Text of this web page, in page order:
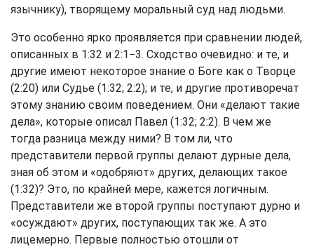
язычнику), творящему моральный суд над людьми.
Это особенно ярко проявляется при сравнении людей,
описанных в 1:32 и 2:1−3. Сходство очевидно: и те, и
другие имеют некоторое знание о Боге как о Творце
(2:20) или Судье (1:32; 2:2); и те, и другие противоречат
этому знанию своим поведением. Они «делают такие
дела», которые описал Павел (1:32; 2:2). В чем же
тогда разница между ними? В том ли, что
представители первой группы делают дурные дела,
зная об этом и «одобряют» других, делающих такое
(1:32)? Это, по крайней мере, кажется логичным.
Представители же второй группы поступают дурно и
«осуждают» других, поступающих так же. А это
лицемерно. Первые полностью отошли от